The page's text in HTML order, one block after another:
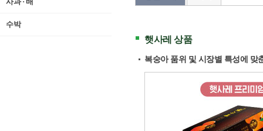
수박
햇사레 상품
복숭아 품위 및 시장별 특성에 맞